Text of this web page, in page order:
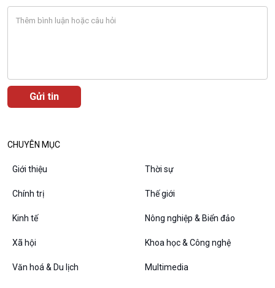
VOV1 đặc biệt
Chân dung cuộc sống
Các chương trình đặc biệt
CHUYÊN MỤC
Giới thiệu Thời sự
Chính trị Thế giới
Kinh tế Nông nghiệp & Biển đảo
Xã hội Khoa học & Công nghệ
Văn hoá & Du lịch Multimedia